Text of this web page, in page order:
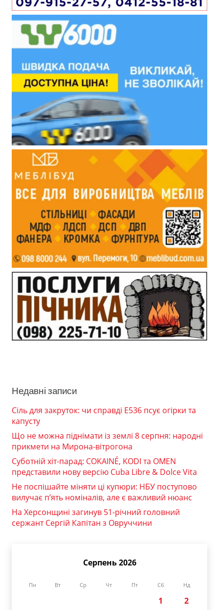
Недавні записи
Сіль для закруток: чи справді Е536 псує огірки та
капусту
Що не можна піднімати із землі 8 серпня: народні
прикмети на Мирона-вітрогона
Суботній хіт-парад: COKAINÉ, KODI та OMEN
представили нову версію Cuba Libre & Dolce Vita
Не поспішайте міняти ці купюри: НБУ поступово
вилучає п’ять номіналів, але є важливий нюанс
На Херсонщині загинув 51-річний головний
сержант Сергій Капітан з Овруччини
Серпень 2026
Пн Вт Ср Чт Пт Сб Нд
1
2